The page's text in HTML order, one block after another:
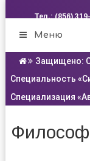
Тел.: (856)
Меню
Защищено:
Специальность
Специализация